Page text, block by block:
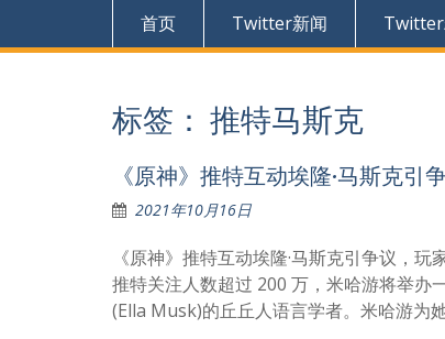
首页 Twitter新闻
标签： 推特马斯克
《原神》推特互动埃隆·马斯克引
2021年10月16日
《原神》推特互动埃隆·马斯克引争议，
推特关注人数超过 200 万，米哈游将举办
(Ella Musk)的丘丘人语言学者。米哈游为